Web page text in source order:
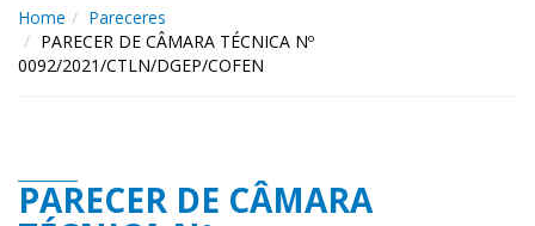
Home
Pareceres
PARECER DE CÂMARA TÉCNICA Nº
0092/2021/CTLN/DGEP/COFEN
PARECER DE CÂMARA